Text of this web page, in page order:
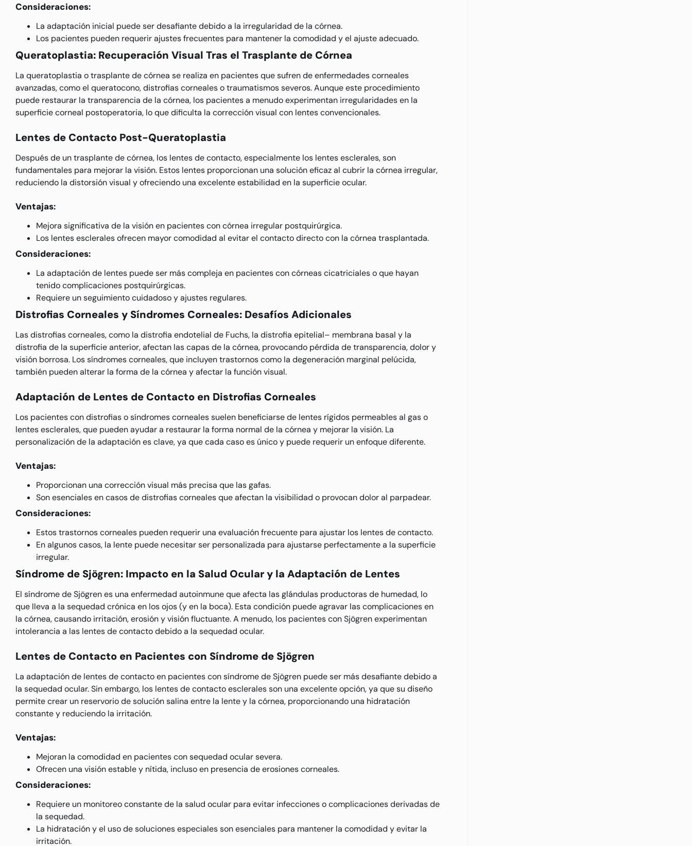
Consideraciones:
La adaptación inicial puede ser desafiante debido a la irregularidad de la córnea.
Los pacientes pueden requerir ajustes frecuentes para mantener la comodidad y el ajuste adecuado.
Queratoplastia: Recuperación Visual Tras el Trasplante de Córnea
La queratoplastia o trasplante de córnea se realiza en pacientes que sufren de enfermedades corneales
avanzadas, como el queratocono, distrofias corneales o traumatismos severos. Aunque este procedimiento
puede restaurar la transparencia de la córnea, los pacientes a menudo experimentan irregularidades en la
superficie corneal postoperatoria, lo que dificulta la corrección visual con lentes convencionales.
Lentes de Contacto Post-Queratoplastia
Después de un trasplante de córnea, los lentes de contacto, especialmente los lentes esclerales, son
fundamentales para mejorar la visión. Estos lentes proporcionan una solución eficaz al cubrir la córnea irregular,
reduciendo la distorsión visual y ofreciendo una excelente estabilidad en la superficie ocular.
Ventajas:
Mejora significativa de la visión en pacientes con córnea irregular postquirúrgica.
Los lentes esclerales ofrecen mayor comodidad al evitar el contacto directo con la córnea trasplantada.
Consideraciones:
La adaptación de lentes puede ser más compleja en pacientes con córneas cicatriciales o que hayan
tenido complicaciones postquirúrgicas.
Requiere un seguimiento cuidadoso y ajustes regulares.
Distrofias Corneales y Síndromes Corneales: Desafíos Adicionales
Las distrofias corneales, como la distrofia endotelial de Fuchs, la distrofia epitelial– membrana basal y la
distrofia de la superficie anterior, afectan las capas de la córnea, provocando pérdida de transparencia, dolor y
visión borrosa. Los síndromes corneales, que incluyen trastornos como la degeneración marginal pelúcida,
también pueden alterar la forma de la córnea y afectar la función visual.
Adaptación de Lentes de Contacto en Distrofias Corneales
Los pacientes con distrofias o síndromes corneales suelen beneficiarse de lentes rígidos permeables al gas o
lentes esclerales, que pueden ayudar a restaurar la forma normal de la córnea y mejorar la visión. La
personalización de la adaptación es clave, ya que cada caso es único y puede requerir un enfoque diferente.
Ventajas:
Proporcionan una corrección visual más precisa que las gafas.
Son esenciales en casos de distrofias corneales que afectan la visibilidad o provocan dolor al parpadear.
Consideraciones:
Estos trastornos corneales pueden requerir una evaluación frecuente para ajustar los lentes de contacto.
En algunos casos, la lente puede necesitar ser personalizada para ajustarse perfectamente a la superficie
irregular.
Síndrome de Sjögren: Impacto en la Salud Ocular y la Adaptación de Lentes
El síndrome de Sjögren es una enfermedad autoinmune que afecta las glándulas productoras de humedad, lo
que lleva a la sequedad crónica en los ojos (y en la boca). Esta condición puede agravar las complicaciones en
la córnea, causando irritación, erosión y visión fluctuante. A menudo, los pacientes con Sjögren experimentan
intolerancia a las lentes de contacto debido a la sequedad ocular.
Lentes de Contacto en Pacientes con Síndrome de Sjögren
La adaptación de lentes de contacto en pacientes con síndrome de Sjögren puede ser más desafiante debido a
la sequedad ocular. Sin embargo, los lentes de contacto esclerales son una excelente opción, ya que su diseño
permite crear un reservorio de solución salina entre la lente y la córnea, proporcionando una hidratación
constante y reduciendo la irritación.
Ventajas:
Mejoran la comodidad en pacientes con sequedad ocular severa.
Ofrecen una visión estable y nítida, incluso en presencia de erosiones corneales.
Consideraciones:
Requiere un monitoreo constante de la salud ocular para evitar infecciones o complicaciones derivadas de
la sequedad.
La hidratación y el uso de soluciones especiales son esenciales para mantener la comodidad y evitar la
irritación.